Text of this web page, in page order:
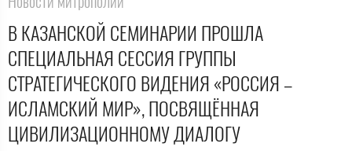
В КАЗАНСКОЙ СЕМИНАРИИ ПРОШЛА
СПЕЦИАЛЬНАЯ СЕССИЯ ГРУППЫ
СТРАТЕГИЧЕСКОГО ВИДЕНИЯ «РОССИЯ –
ИСЛАМСКИЙ МИР», ПОСВЯЩЁННАЯ
ЦИВИЛИЗАЦИОННОМУ ДИАЛОГУ